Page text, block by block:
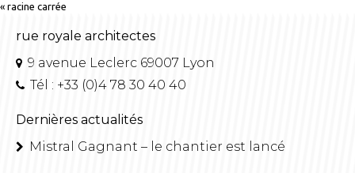
« racine carrée
rue royale architectes
9 avenue Leclerc 69007 Lyon
Tél : +33 (0)4 78 30 40 40
Dernières actualités
Mistral Gagnant – le chantier est lancé